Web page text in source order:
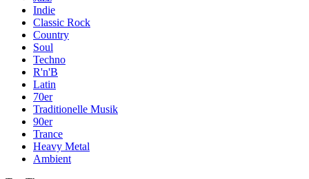
Indie
Classic Rock
Country
Soul
Techno
R'n'B
Latin
70er
Traditionelle Musik
90er
Trance
Heavy Metal
Ambient